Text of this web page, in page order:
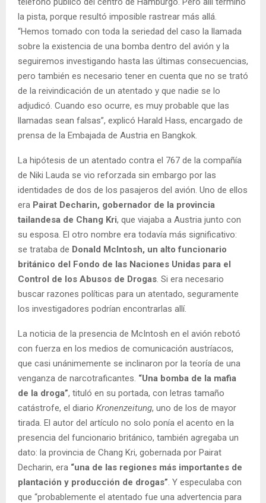
la pista, porque resultó imposible rastrear más allá.
“Hemos tomado con toda la seriedad del caso la llamada
sobre la existencia de una bomba dentro del avión y la
seguiremos investigando hasta las últimas consecuencias,
pero también es necesario tener en cuenta que no se trató
de la reivindicación de un atentado y que nadie se lo
adjudicó. Cuando eso ocurre, es muy probable que las
llamadas sean falsas”, explicó Harald Hass, encargado de
prensa de la Embajada de Austria en Bangkok.
La hipótesis de un atentado contra el 767 de la compañía
de Niki Lauda se vio reforzada sin embargo por las
identidades de dos de los pasajeros del avión. Uno de ellos
era Pairat Decharin, gobernador de la provincia
tailandesa de Chang Kri, que viajaba a Austria junto con
su esposa. El otro nombre era todavía más significativo:
se trataba de Donald McIntosh, un alto funcionario
británico del Fondo de las Naciones Unidas para el
Control de los Abusos de Drogas . Si era necesario
buscar razones políticas para un atentado, seguramente
los investigadores podrían encontrarlas allí.
La noticia de la presencia de McIntosh en el avión rebotó
con fuerza en los medios de comunicación austríacos,
que casi unánimemente se inclinaron por la teoría de una
venganza de narcotraficantes. “Una bomba de la mafia
de la droga”, tituló en su portada, con letras tamaño
catástrofe, el diario Kronenzeitung, uno de los de mayor
tirada. El autor del artículo no solo ponía el acento en la
presencia del funcionario británico, también agregaba un
dato: la provincia de Chang Kri, gobernada por Pairat
Decharin, era “una de las regiones más importantes de
plantación y producción de drogas” . Y especulaba con
que “probablemente el atentado fue una advertencia para